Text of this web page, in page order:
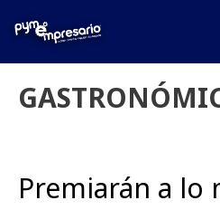
Premiarán a lo